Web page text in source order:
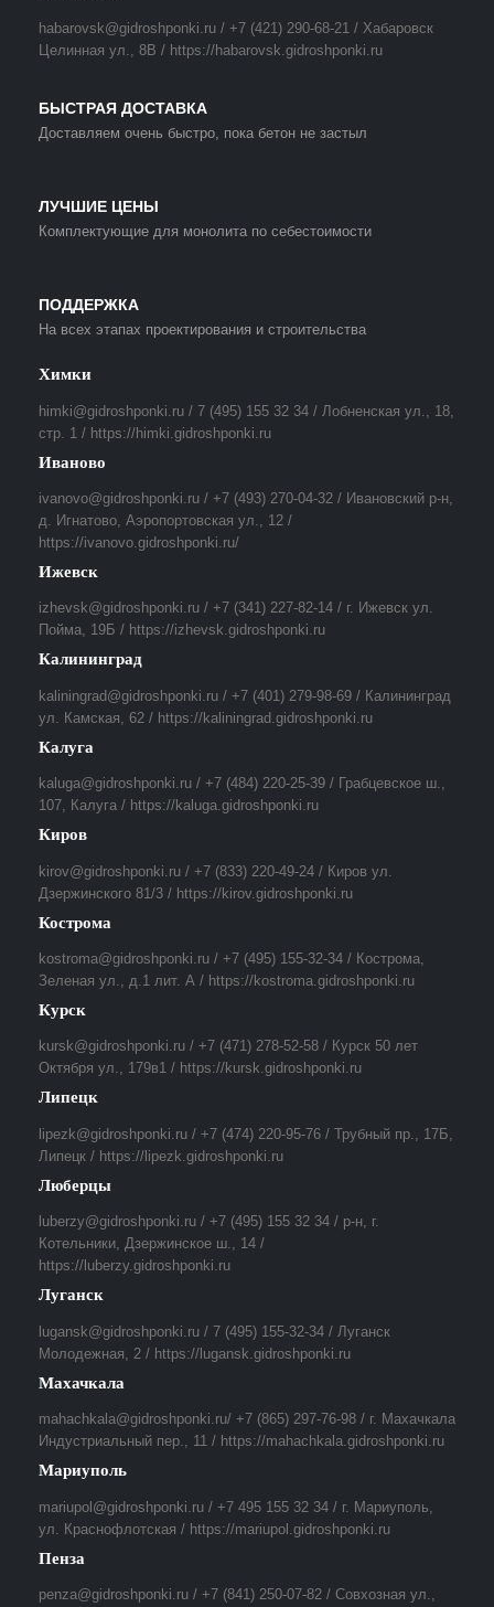
habarovsk@gidroshponki.ru / +7 (421) 290-68-21 / Хабаровск
Целинная ул., 8В / https://habarovsk.gidroshponki.ru
БЫСТРАЯ ДОСТАВКА
Доставляем очень быстро, пока бетон не застыл
ЛУЧШИЕ ЦЕНЫ
Комплектующие для монолита по себестоимости
ПОДДЕРЖКА
На всех этапах проектирования и строительства
Химки
himki@gidroshponki.ru / 7 (495) 155 32 34 / Лобненская ул., 18,
стр. 1 / https://himki.gidroshponki.ru
Иваново
ivanovo@gidroshponki.ru / +7 (493) 270-04-32 / Ивановский р-н,
д. Игнатово, Аэропортовская ул., 12 /
https://ivanovo.gidroshponki.ru/
Ижевск
izhevsk@gidroshponki.ru / +7 (341) 227-82-14 / г. Ижевск ул.
Пойма, 19Б / https://izhevsk.gidroshponki.ru
Калининград
kaliningrad@gidroshponki.ru / +7 (401) 279-98-69 / Калининград
ул. Камская, 62 / https://kaliningrad.gidroshponki.ru
Калуга
kaluga@gidroshponki.ru / +7 (484) 220-25-39 / Грабцевское ш.,
107, Калуга / https://kaluga.gidroshponki.ru
Киров
kirov@gidroshponki.ru / +7 (833) 220-49-24 / Киров ул.
Дзержинского 81/3 / https://kirov.gidroshponki.ru
Кострома
kostroma@gidroshponki.ru / +7 (495) 155-32-34 / Кострома,
Зеленая ул., д.1 лит. А / https://kostroma.gidroshponki.ru
Курск
kursk@gidroshponki.ru / +7 (471) 278-52-58 / Курск 50 лет
Октября ул., 179в1 / https://kursk.gidroshponki.ru
Липецк
lipezk@gidroshponki.ru / +7 (474) 220-95-76 / Трубный пр., 17Б,
Липецк / https://lipezk.gidroshponki.ru
Люберцы
luberzy@gidroshponki.ru / +7 (495) 155 32 34 / р-н, г.
Котельники, Дзержинское ш., 14 /
https://luberzy.gidroshponki.ru
Луганск
lugansk@gidroshponki.ru / 7 (495) 155-32-34 / Луганск
Молодежная, 2 / https://lugansk.gidroshponki.ru
Махачкала
mahachkala@gidroshponki.ru/ +7 (865) 297-76-98 / г. Махачкала
Индустриальный пер., 11 / https://mahachkala.gidroshponki.ru
Мариуполь
mariupol@gidroshponki.ru / +7 495 155 32 34 / г. Мариуполь,
ул. Краснофлотская / https://mariupol.gidroshponki.ru
Пенза
penza@gidroshponki.ru / +7 (841) 250-07-82 / Совхозная ул.,